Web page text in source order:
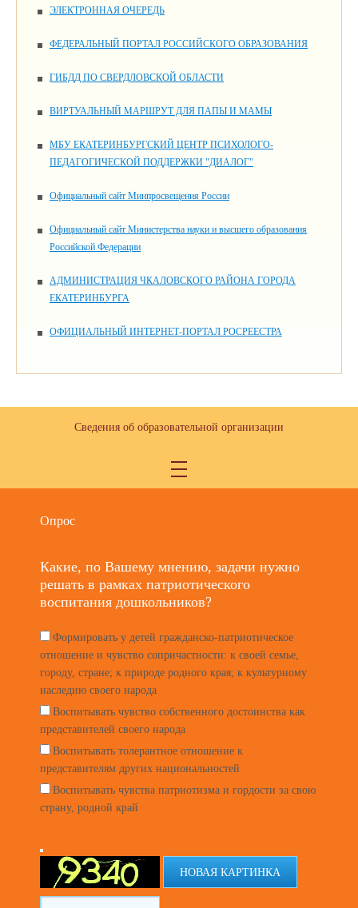
ЭЛЕКТРОННАЯ ОЧЕРЕДЬ
ФЕДЕРАЛЬНЫЙ ПОРТАЛ РОССИЙСКОГО ОБРАЗОВАНИЯ
ГИБДД ПО СВЕРДЛОВСКОЙ ОБЛАСТИ
ВИРТУАЛЬНЫЙ МАРШРУТ ДЛЯ ПАПЫ И МАМЫ
МБУ ЕКАТЕРИНБУРГСКИЙ ЦЕНТР ПСИХОЛОГО-
ПЕДАГОГИЧЕСКОЙ ПОДДЕРЖКИ "ДИАЛОГ"
Официальный сайт Минпросвещения России
Официальный сайт Министерства науки и высшего образования
Российской Федерации
АДМИНИСТРАЦИЯ ЧКАЛОВСКОГО РАЙОНА ГОРОДА
ЕКАТЕРИНБУРГА
ОФИЦИАЛЬНЫЙ ИНТЕРНЕТ-ПОРТАЛ РОСРЕЕСТРА
Сведения об образовательной организации
Опрос
Какие, по Вашему мнению, задачи нужно
решать в рамках патриотического
воспитания дошкольников?
Формировать у детей гражданско-патриотическое
отношение и чувство сопричастности: к своей семье,
городу, стране; к природе родного края; к культурному
наследию своего народа
Воспитывать чувство собственного достоинства как
представителей своего народа
Воспитывать толерантное отношение к
представителям других национальностей
Воспитывать чувства патриотизма и гордости за свою
страну, родной край
НОВАЯ КАРТИНКА